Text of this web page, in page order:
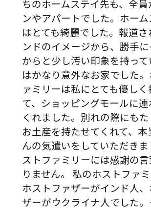
ちのホームステイ先も、全員
ンやアパートでした。ホー
はとても綺麗でした。報道さ
ンドのイメージから、勝手
からと少し汚い印象を持っ
はかなり意外なお家でした
ァミリーは私にとても優し
て、ショッピングモールに連
くれました。別れの際にも
お土産を持たせてくれて、本
んの気遣いをしていただき
ストファミリーには感謝の
りません。 私のホストファミ
ホストファザーがインド人
ザーがウクライナ人でした